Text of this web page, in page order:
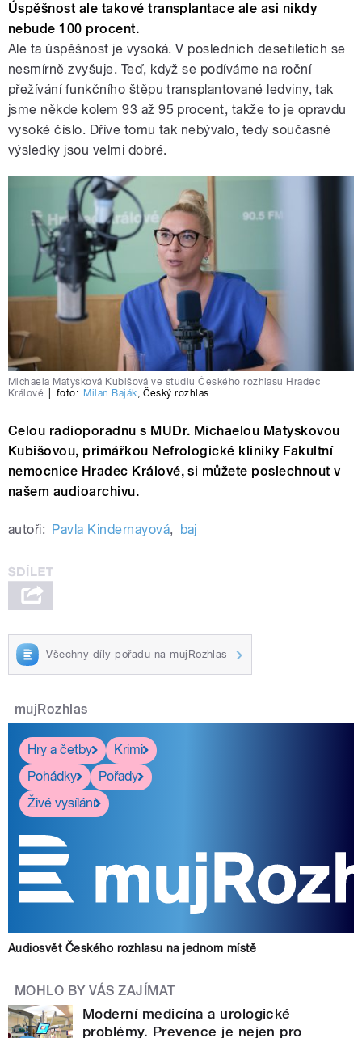
Úspěšnost ale takové transplantace ale asi nikdy
nebude 100 procent.
Ale ta úspěšnost je vysoká. V posledních desetiletích se
nesmírně zvyšuje. Teď, když se podíváme na roční
přežívání funkčního štěpu transplantované ledviny, tak
jsme někde kolem 93 až 95 procent, takže to je opravdu
vysoké číslo. Dříve tomu tak nebývalo, tedy současné
výsledky jsou velmi dobré.
Michaela Matysková Kubišová ve studiu Českého rozhlasu Hradec
Králové
foto: Milan Baják, Český rozhlas
Celou radioporadnu s MUDr. Michaelou Matyskovou
Kubišovou, primářkou Nefrologické kliniky Fakultní
nemocnice Hradec Králové, si můžete poslechnout v
našem audioarchivu.
autoři: Pavla Kindernayová, baj
Všechny díly pořadu na mujRozhlas
mujRozhlas
Hry a četby
Krimi
Pohádky
Pořady
Živé vysílání
Audiosvět Českého rozhlasu na jednom místě
MOHLO BY VÁS ZAJÍMAT
Moderní medicína a urologické
problémy. Prevence je nejen pro